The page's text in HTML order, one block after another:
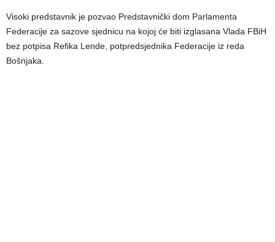
Visoki predstavnik je pozvao Predstavnički dom Parlamenta
Federacije za sazove sjednicu na kojoj će biti izglasana Vlada FBiH
bez potpisa Refika Lende, potpredsjednika Federacije iz reda
Bošnjaka.